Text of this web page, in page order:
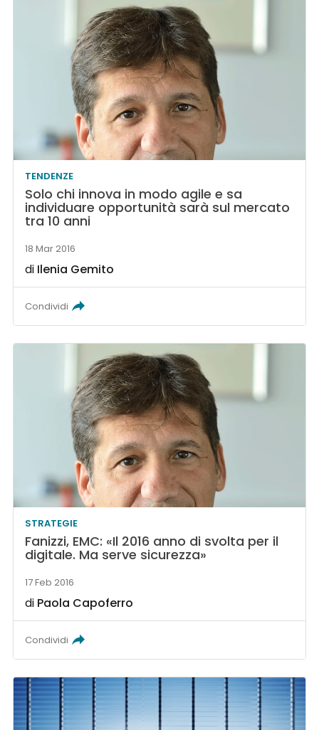
TENDENZE
Solo chi innova in modo agile e sa
individuare opportunità sarà sul mercato
tra 10 anni
18 Mar 2016
di Ilenia Gemito
Condividi
STRATEGIE
Fanizzi, EMC: «Il 2016 anno di svolta per il
digitale. Ma serve sicurezza»
17 Feb 2016
di Paola Capoferro
Condividi